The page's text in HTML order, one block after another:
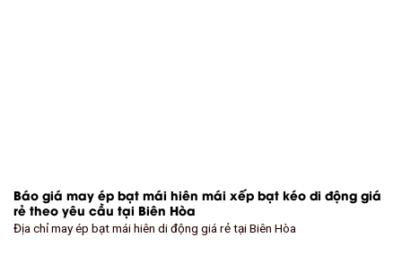
Báo giá may ép bạt mái hiên mái xếp bạt kéo di động giá
rẻ theo yêu cầu tại Biên Hòa
Địa chỉ may ép bạt mái hiên di động giá rẻ tại Biên Hòa